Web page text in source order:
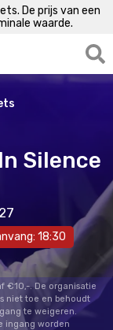
De prijs van een
waarde.
Silence
18:30
€10,-. De organisatie
niet toe en behoudt
te weigeren.
ingang worden